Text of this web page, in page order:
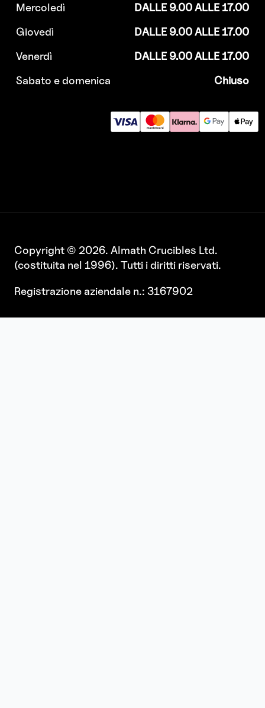
Mercoledì
DALLE 9.00 ALLE 17.00
Giovedì
DALLE 9.00 ALLE 17.00
Venerdì
DALLE 9.00 ALLE 17.00
Sabato e domenica
Chiuso
Copyright © 2026. Almath Crucibles Ltd.
(costituita nel 1996). Tutti i diritti riservati.
Registrazione aziendale n.: 3167902